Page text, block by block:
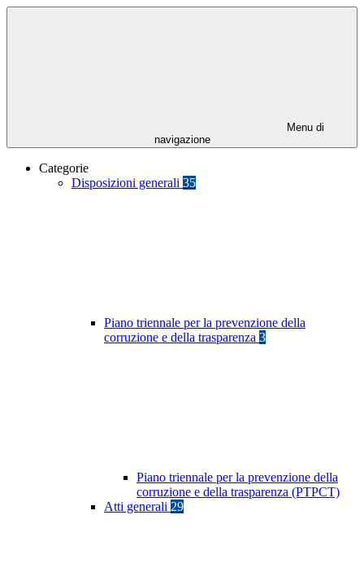
Menu di
navigazione
Categorie
Disposizioni generali 35
Piano triennale per la prevenzione della
corruzione e della trasparenza 3
Piano triennale per la prevenzione della
corruzione e della trasparenza (PTPCT)
Atti generali 29